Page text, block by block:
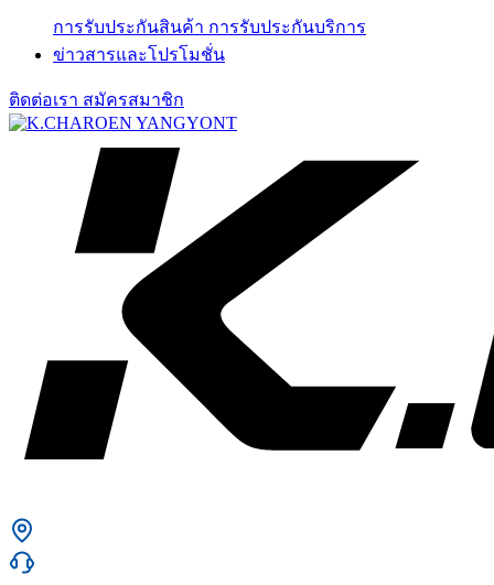
การรับประกันสินค้า การรับประกันบริการ
ข่าวสารและโปรโมชั่น
ติดต่อเรา สมัครสมาชิก